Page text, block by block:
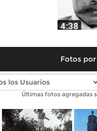
Fotos
Fotos antiguas de
Últimas fotos agregadas